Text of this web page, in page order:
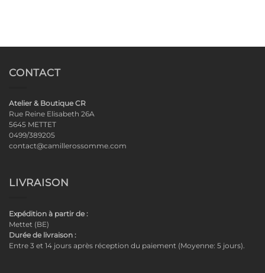
CONTACT
Atelier & Boutique CR
Rue Reine Elisabeth 26A
5645 METTET
0499/389205
contact@camillerossomme.com
LIVRAISON
Expédition à partir de :
Mettet (BE)
Durée de livraison :
Entre 3 et 14 jours après réception du paiement (Moyenne: 5 jours).